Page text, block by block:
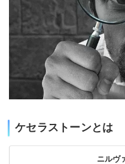
ケセラストーンとは
ニルヴ